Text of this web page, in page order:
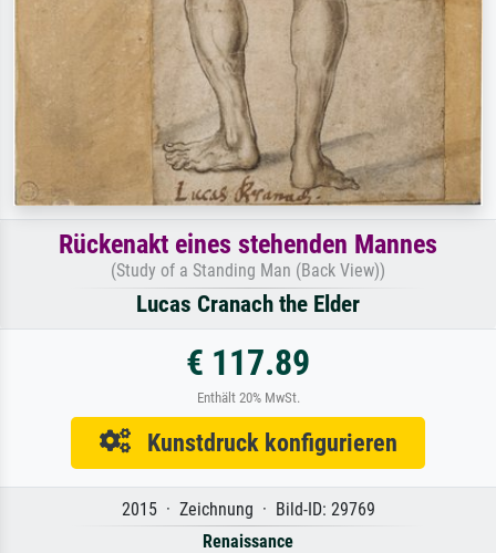
Rückenakt eines stehenden Mannes
(Study of a Standing Man (Back View))
Lucas Cranach the Elder
€ 117.89
Enthält 20% MwSt.
Kunstdruck konfigurieren
2015 · Zeichnung · Bild-ID: 29769
Renaissance